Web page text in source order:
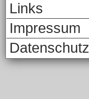
Links
Impressum
Datenschutz